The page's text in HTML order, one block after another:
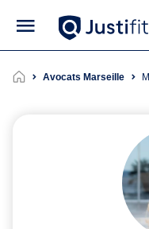
Avocats Marseille